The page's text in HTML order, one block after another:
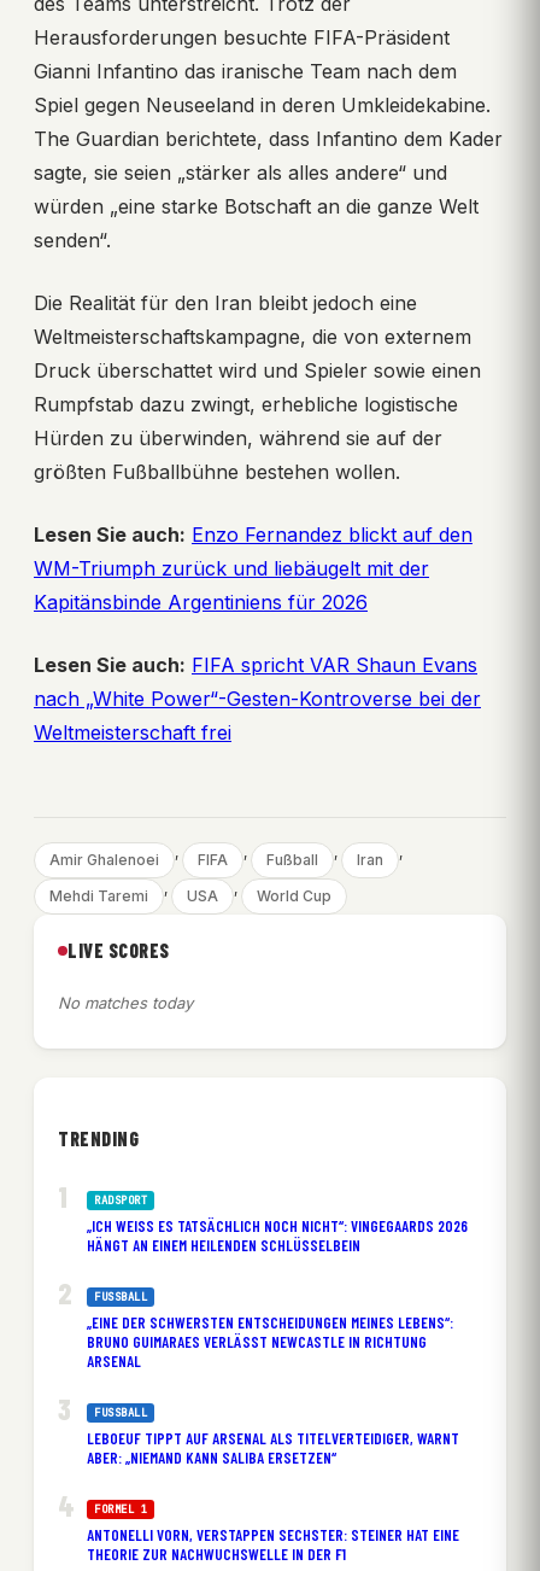
Herausforderungen besuchte FIFA-Präsident
Gianni Infantino das iranische Team nach dem
Spiel gegen Neuseeland in deren Umkleidekabine.
The Guardian berichtete, dass Infantino dem Kader
sagte, sie seien „stärker als alles andere“ und
würden „eine starke Botschaft an die ganze Welt
senden“.
Die Realität für den Iran bleibt jedoch eine
Weltmeisterschaftskampagne, die von externem
Druck überschattet wird und Spieler sowie einen
Rumpfstab dazu zwingt, erhebliche logistische
Hürden zu überwinden, während sie auf der
größten Fußballbühne bestehen wollen.
Lesen Sie auch: Enzo Fernandez blickt auf den
WM-Triumph zurück und liebäugelt mit der
Kapitänsbinde Argentiniens für 2026
Lesen Sie auch: FIFA spricht VAR Shaun Evans
nach „White Power“-Gesten-Kontroverse bei der
Weltmeisterschaft frei
Amir Ghalenoei , FIFA , Fußball , Iran ,
Mehdi Taremi , USA , World Cup
LIVE SCORES
No matches today
TRENDING
RADSPORT
„ICH WEISS ES TATSÄCHLICH NOCH NICHT“: VINGEGAARDS 2026 H
ÄNGT AN EINEM HEILENDEN SCHLÜSSELBEIN
FUSSBALL
„EINE DER SCHWERSTEN ENTSCHEIDUNGEN MEINES LEBENS“:
BRUNO GUIMARAES VERLÄSST NEWCASTLE IN RICHTUNG
ARSENAL
FUSSBALL
LEBOEUF TIPPT AUF ARSENAL ALS TITELVERTEIDIGER, WARNT
ABER: „NIEMAND KANN SALIBA ERSETZEN“
FORMEL 1
ANTONELLI VORN, VERSTAPPEN SECHSTER: STEINER HAT EINE
THEORIE ZUR NACHWUCHSWELLE IN DER F1